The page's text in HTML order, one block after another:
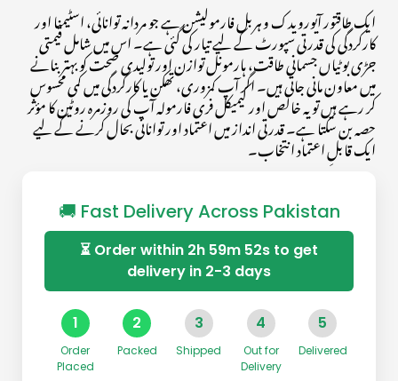
ایک طاقتور آیورویدک و ہربل فارمولیشن ہے جو مردانہ توانائی، اسٹیمنا اور
کارکردگی کی قدرتی سپورٹ کے لیے تیار کی گئی ہے۔ اس میں شامل قیمتی
جڑی بوٹیاں جسمانی طاقت، ہارمونل توازن اور تولیدی صحت کو بہتر بنانے
میں معاون مانی جاتی ہیں۔ اگر آپ کمزوری، تھکن یا کارکردگی میں کمی محسوس
کر رہے ہیں تو یہ خالص اور کیمیکل فری فارمولہ آپ کی روزمرہ روٹین کا مؤثر
حصہ بن سکتا ہے۔ قدرتی انداز میں اعتماد اور توانائی بحال کرنے کے لیے
ایک قابلِ اعتماد انتخاب۔
🚚 Fast Delivery Across Pakistan
⏳ Order within2h 59m 51s to get
delivery in 2-3 days
1
Order
Placed
2
Packed
3
Shipped
4
Out for
Delivery
5
Delivered